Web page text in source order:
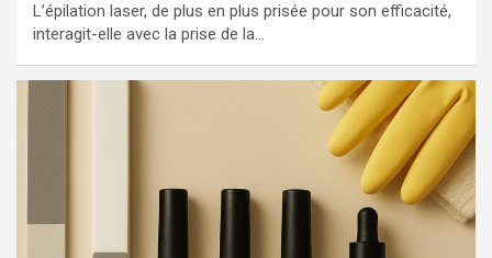
L’épilation laser, de plus en plus prisée pour son efficacité,
interagit-elle avec la prise de la…